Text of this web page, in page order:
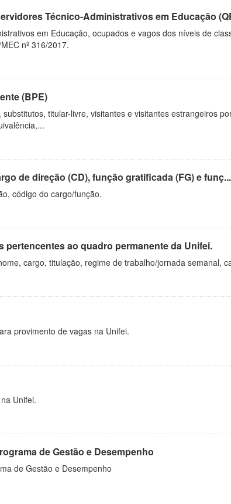
Técnico-Administrativos em Educação
em Educação, ocupados e vagos dos níveis de
nº 316/2017.
(BPE)
titular-livre, visitantes e visitantes estrangeiros
de direção (CD), função gratificada (FG) e funç...
código do cargo/função.
pertencentes ao quadro permanente da Unifei.
cargo, titulação, regime de trabalho/jornada semanal,
provimento de vagas na Unifei.
Unifei.
de Gestão e Desempenho
de Gestão e Desempenho